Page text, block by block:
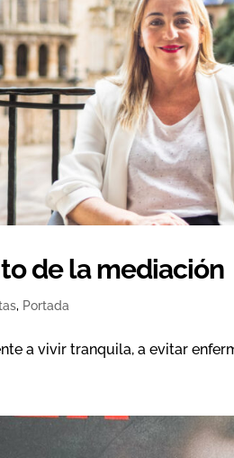
de la mediación
, Portada
a vivir tranquila, a evitar